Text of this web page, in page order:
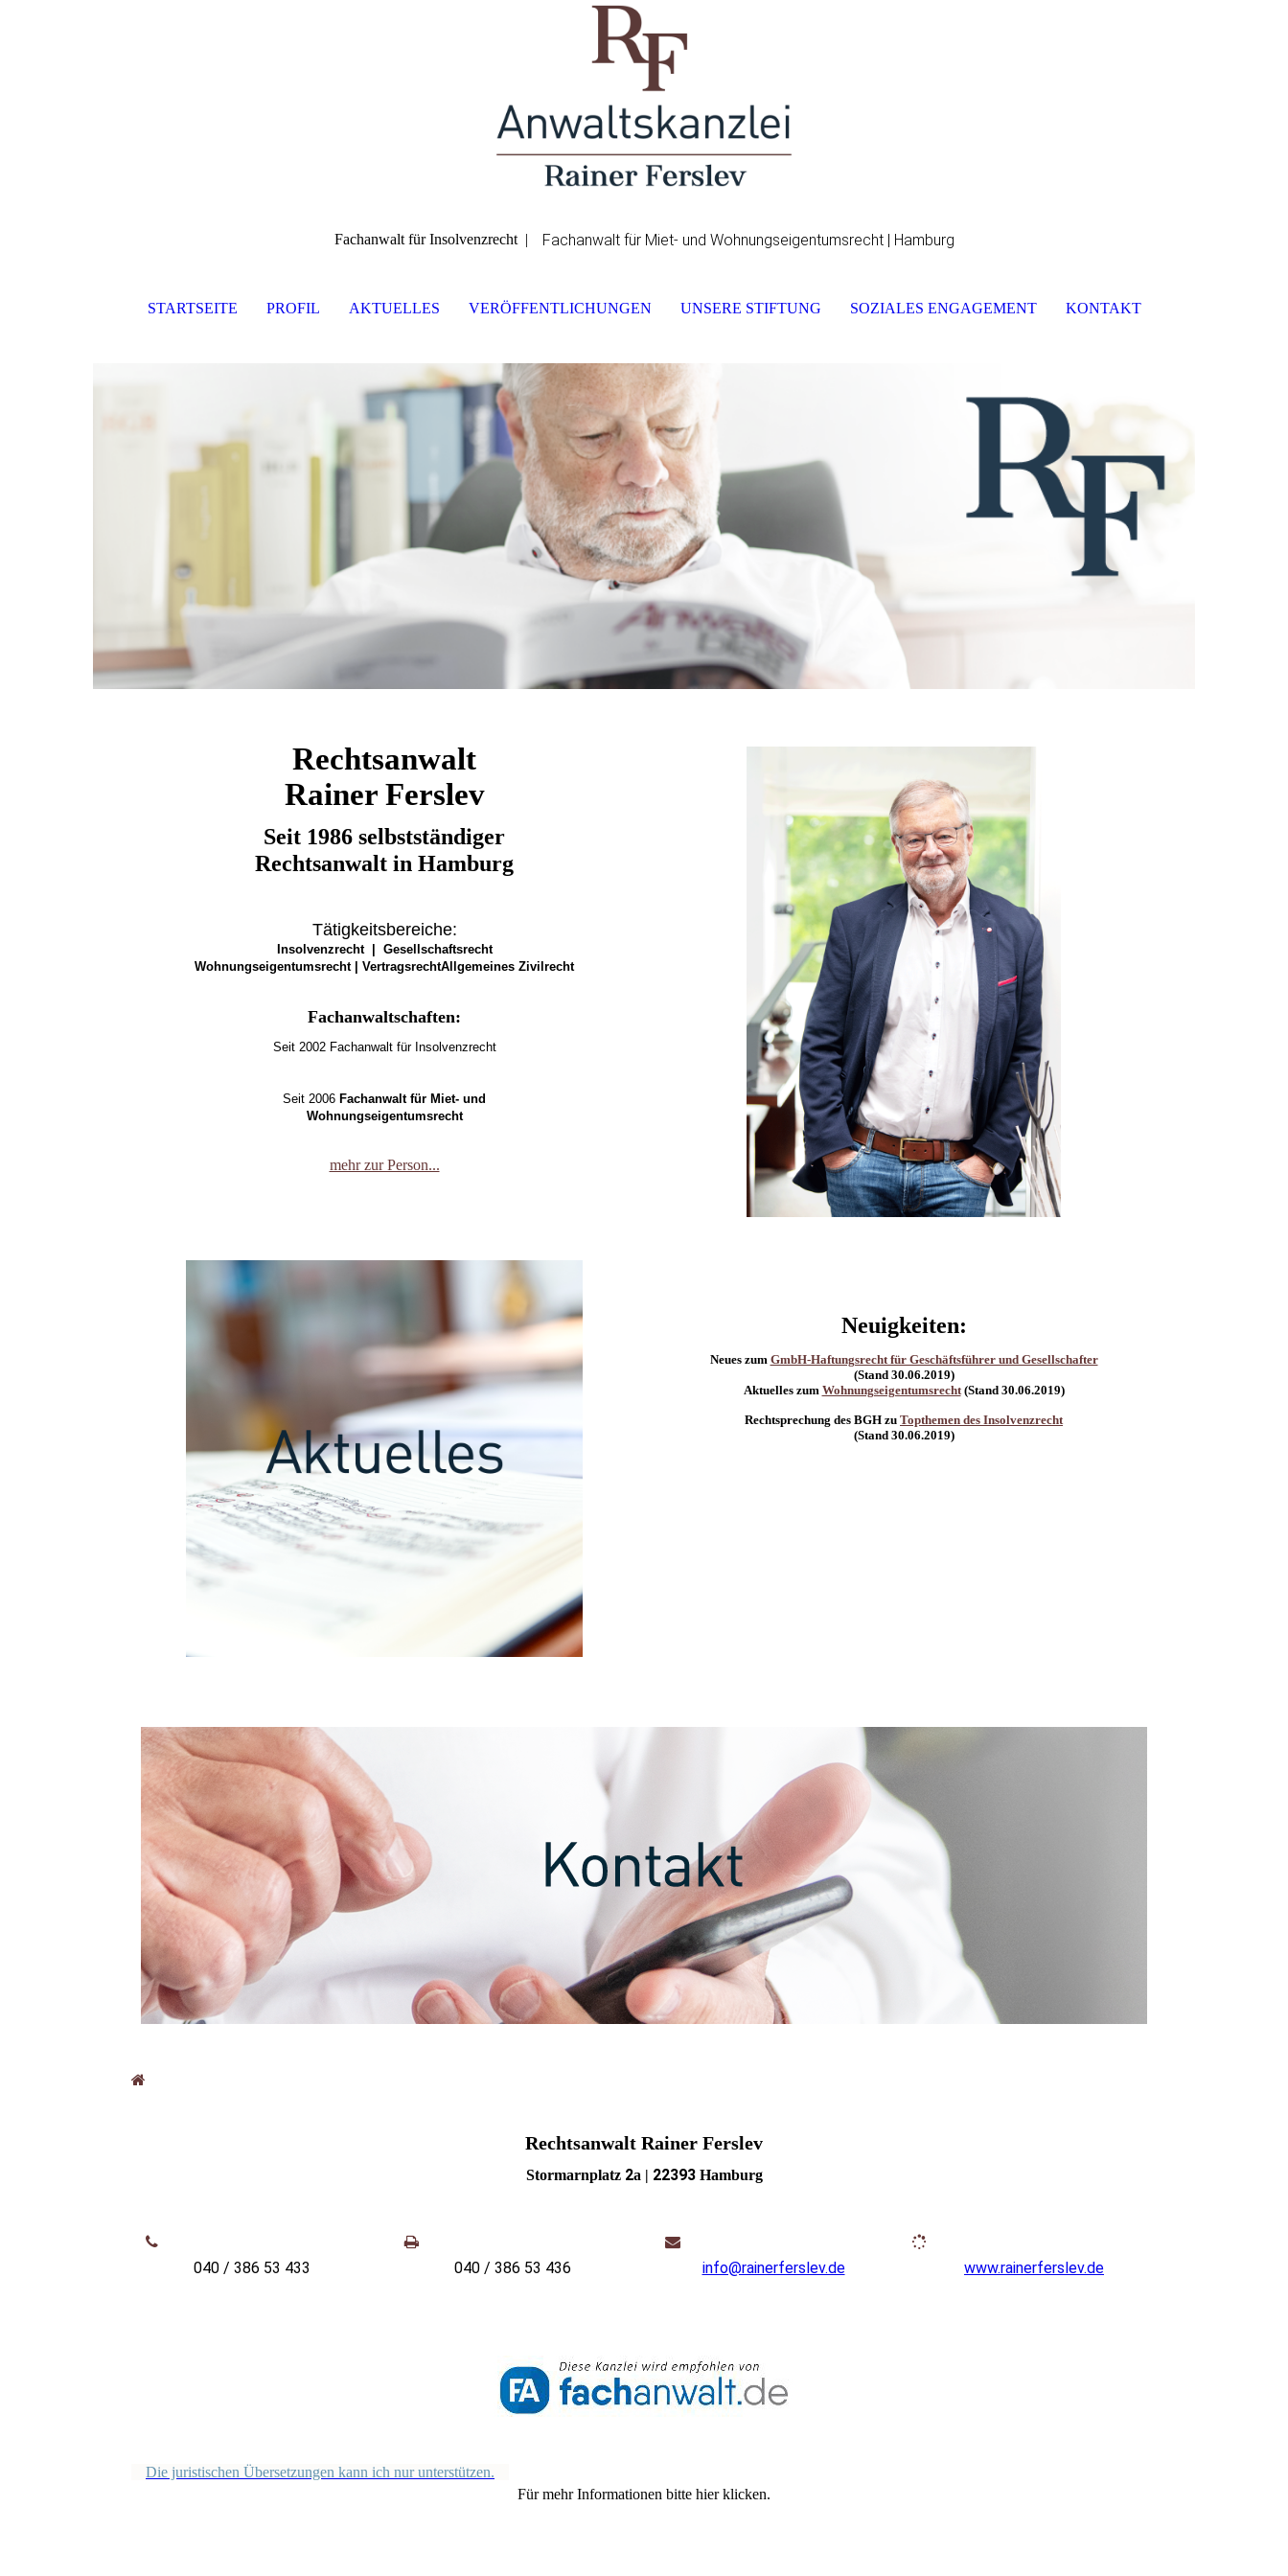
Fachanwalt für Insolvenzrecht | Fachanwalt für Miet- und Wohnungseigentumsrecht | Hamburg
STARTSEITE PROFIL AKTUELLES VERÖFFENTLICHUNGEN UNSERE STIFTUNG SOZIALES ENGAGEMENT KONTAKT
Rechtsanwalt
Rainer Ferslev
Seit 1986 selbstständiger
Rechtsanwalt in Hamburg
Tätigkeitsbereiche:
Insolvenzrecht | Gesellschaftsrecht
Wohnungseigentumsrecht | VertragsrechtAllgemeines Zivilrecht
Fachanwaltschaften:
Seit 2002 Fachanwalt für Insolvenzrecht
Seit 2006 Fachanwalt für Miet- und
Wohnungseigentumsrecht
mehr zur Person...
Neuigkeiten:
Neues zum GmbH-Haftungsrecht für Geschäftsführer und Gesellschafter
(Stand 30.06.2019)
Aktuelles zum Wohnungseigentumsrecht(Stand 30.06.2019)
Rechtsprechung des BGH zu Topthemen des Insolvenzrecht
(Stand 30.06.2019)
Rechtsanwalt Rainer Ferslev
Stormarnplatz 2a | 22393Hamburg
040 / 386 53 433 040 / 386 53 436 info@rainerferslev.de www.rainerferslev.de
Die juristischen Übersetzungen kann ich nur unterstützen.
Für mehr Informationen bitte hier klicken.